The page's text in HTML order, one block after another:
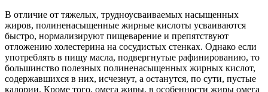
В отличие от тяжелых, трудноусваиваемых насыщенных
жиров, полиненасыщенные жирные кислоты усваиваются
быстро, нормализируют пищеварение и препятствуют
отложению холестерина на сосудистых стенках. Однако если
употреблять в пищу масла, подвергнутые рафинированию, то
большинство полезных полиненасыщенных жирных кислот,
содержавшихся в них, исчезнут, а останутся, по сути, пустые
калории. Кроме того, омега жиры, в особенности жиры омега